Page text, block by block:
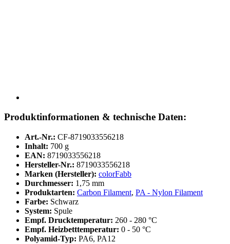
Produktinformationen & technische Daten:
Art.-Nr.: CF-8719033556218
Inhalt: 700 g
EAN: 8719033556218
Hersteller-Nr.: 8719033556218
Marken (Hersteller): colorFabb
Durchmesser: 1,75 mm
Produktarten: Carbon Filament, PA - Nylon Filament
Farbe: Schwarz
System: Spule
Empf. Drucktemperatur: 260 - 280 °C
Empf. Heizbetttemperatur: 0 - 50 °C
Polyamid-Typ: PA6, PA12